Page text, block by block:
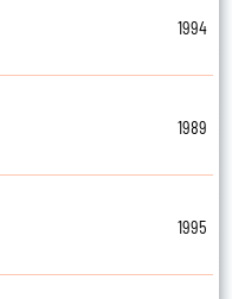
1994
1989
1995